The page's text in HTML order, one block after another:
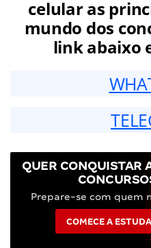
celular as
mundo dos
link abaixo
QUER CONQUISTAR
Prepare-se com quem
COMECE A